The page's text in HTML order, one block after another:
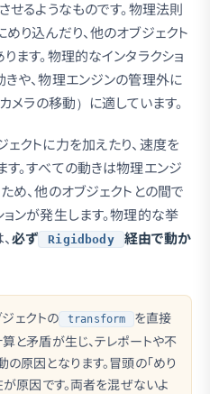
せるようなものです。物理法則
り込んだり、他のオブジェクト
ます。物理的なインタラクショ
や、物理エンジンの管理外に
メラの移動）に適しています。
ェクトに力を加えたり、速度を
。すべての動きは物理エンジ
め、他のオブジェクトとの間で
ンが発生します。物理的な挙
必ず Rigidbody
経由で動か
ェクトの transform
を直接
と矛盾が生じ、テレポートや不
原因となります。冒頭の「めり
が原因です。両者を混ぜないよ